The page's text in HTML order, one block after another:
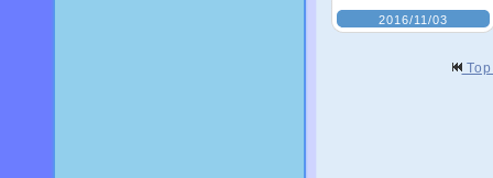
2016/11/03